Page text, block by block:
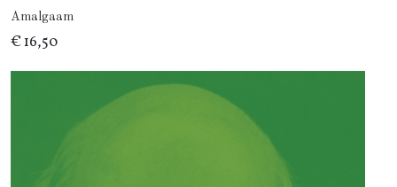
Amalgaam
€ 16,50